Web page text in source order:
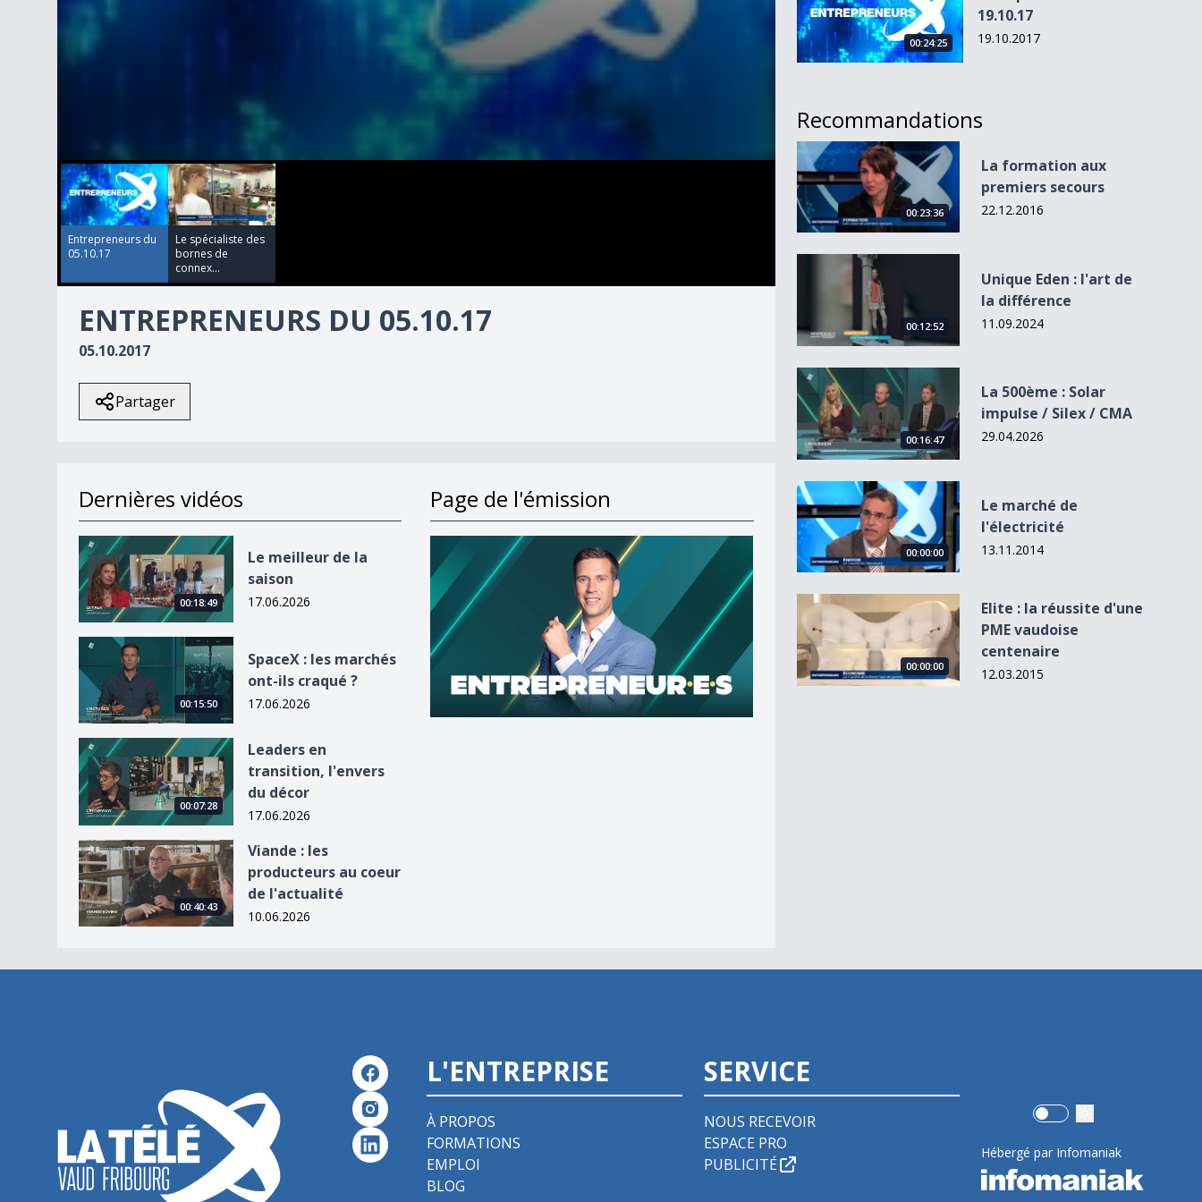
0
seconds
of
24
minutes,
seconds
Entrepreneurs du
05.10.17
Le spécialiste des
bornes de
connex...
ENTREPRENEURS DU 05.10.17
05.10.2017
Partager
Dernières vidéos
Le meilleur de la saison
00:18:49
Le meilleur de la
saison
17.06.2026
SpaceX : les marchés ont-ils craqué ?
00:15:50
SpaceX : les marchés
ont-ils craqué ?
17.06.2026
Leaders en transition, l&#039;envers du décor
00:07:28
Leaders en
transition, l'envers
du décor
17.06.2026
Viande : les producteurs au coeur de l&#039;actualité
00:40:43
Viande : les
producteurs au coeur
de l'actualité
10.06.2026
Page de l'émission
00:24:25
19.10.17
19.10.2017
Recommandations
La formation aux premiers secours
00:23:36
La formation aux
premiers secours
22.12.2016
Unique Eden : l&#039;art de la différence
00:12:52
Unique Eden : l'art de
la différence
11.09.2024
La 500ème : Solar impulse / Silex / CMA
00:16:47
La 500ème : Solar
impulse / Silex / CMA
29.04.2026
Le marché de l&#039;électricité
00:00:00
Le marché de
l'électricité
13.11.2014
Elite : la réussite d&#039;une PME vaudoise centenaire
00:00:00
Elite : la réussite d'une
PME vaudoise
centenaire
12.03.2015
L'ENTREPRISE
À PROPOS
FORMATIONS
EMPLOI
BLOG
SERVICE
NOUS RECEVOIR
ESPACE PRO
PUBLICITÉ
Use setting
Hébergé par Infomaniak